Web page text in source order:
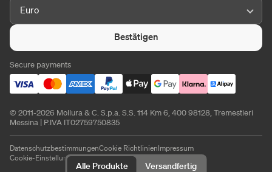
Alle Produkte Versandfertig
Euro
Bestätigen
Secure payments
© 2011-2026 Mollura & C. S.p.a. S.S. 114 Km 6, 400 98128, Tremestieri
Messina | P.IVA IT02759750835
DatenschutzbestimmungenCookie RichtlinienImpressum
Cookie-Einstellungen